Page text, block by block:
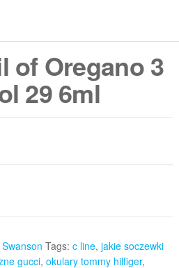
of Oregano 3
29 6ml
Swanson Tags: c line, jakie soczewki
gucci, okulary tommy hilfiger,